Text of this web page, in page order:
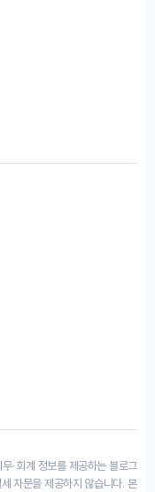
·회계 정보를 제공하는 블로그
자문을 제공하지 않습니다. 본